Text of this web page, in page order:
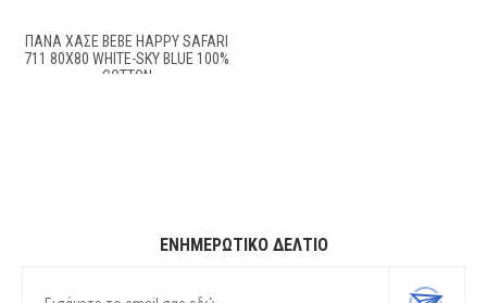
ΠΆΝΑ ΧΑΣΈ BEBE HAPPY SAFARI
711 80X80 WHITE-SKY BLUE 100%
COTTON
ΕΝΗΜΕΡΩΤΙΚΌ ΔΕΛΤΊΟ